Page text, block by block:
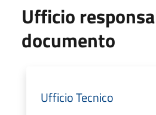
Ufficio
documento
Ufficio Tecnico